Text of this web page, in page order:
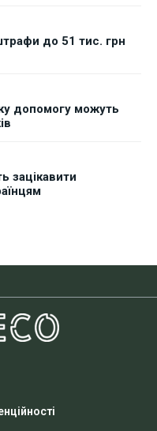
до 51 тис. грн
допомогу можуть
зацікавити